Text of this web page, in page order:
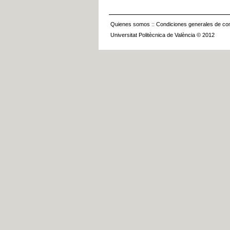
Quienes somos :: Condiciones generales de
Universitat Politècnica de València © 2012